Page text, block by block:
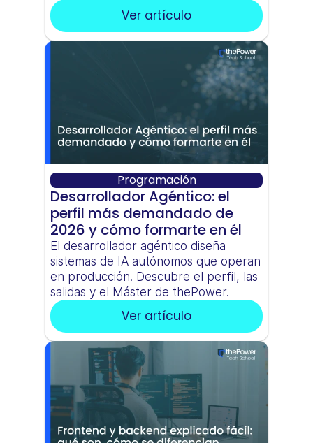
Ver artículo
Programación
Desarrollador Agéntico: el
perfil más demandado de
2026 y cómo formarte en él
El desarrollador agéntico diseña
sistemas de IA autónomos que operan
en producción. Descubre el perfil, las
salidas y el Máster de thePower.
Ver artículo